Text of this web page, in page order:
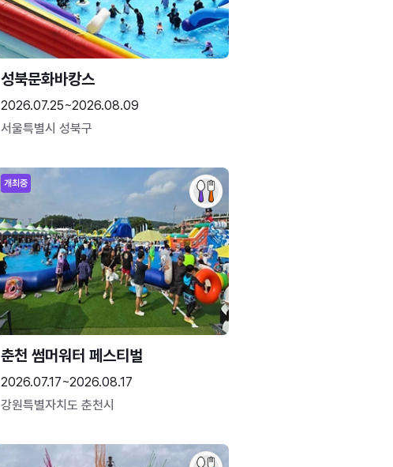
성북문화바캉스
2026.07.25~2026.08.09
서울특별시 성북구
개최중
춘천 썸머워터 페스티벌
2026.07.17~2026.08.17
강원특별자치도 춘천시